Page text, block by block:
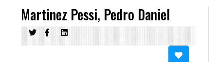
Martinez Pessi, Pedro Daniel